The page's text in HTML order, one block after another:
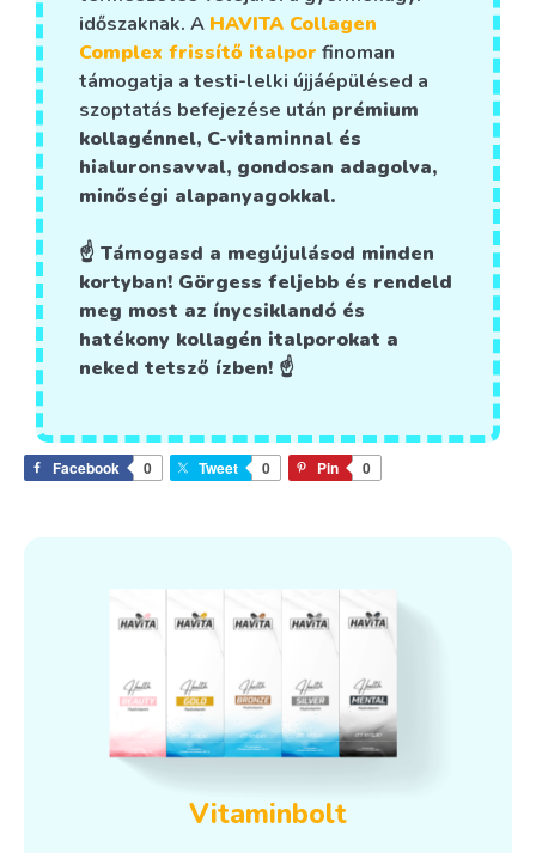
időszaknak. A HAVITA Collagen
Complex frissítő italpor finoman
támogatja a testi-lelki újjáépülésed a
szoptatás befejezése után prémium
kollagénnel, C-vitaminnal és
hialuronsavval, gondosan adagolva,
minőségi alapanyagokkal.
☝️ Támogasd a megújulásod minden
kortyban! Görgess feljebb és rendeld
meg most az ínycsiklandó és
hatékony kollagén italporokat a
neked tetsző ízben! ☝️
Facebook 0 Tweet 0 Pin 0
Vitaminbolt